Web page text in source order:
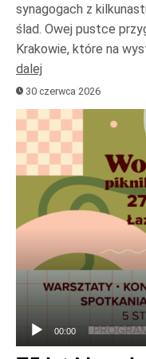
synagogach z
ślad. Owej pustce
Krakowie, które na
dalej
30 czerwca 2026
Odtwarzacz
plików
dźwiękowych
00:00